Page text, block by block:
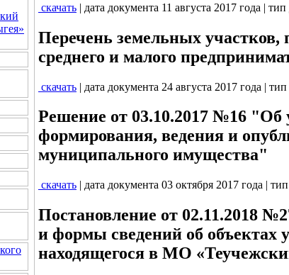
скачать | дата документа 11 августа 2017 года |
Перечень земельных участков,
среднего и малого
скачать | дата документа 24 августа 2017 года |
Решение от 03.10.2017 №16 "Об
формирования, ведения и
муниципального имущества"
скачать | дата документа 03 октября 2017 года |
Постановление от 02.11.2018
и формы сведений об объектах
находящегося в МО